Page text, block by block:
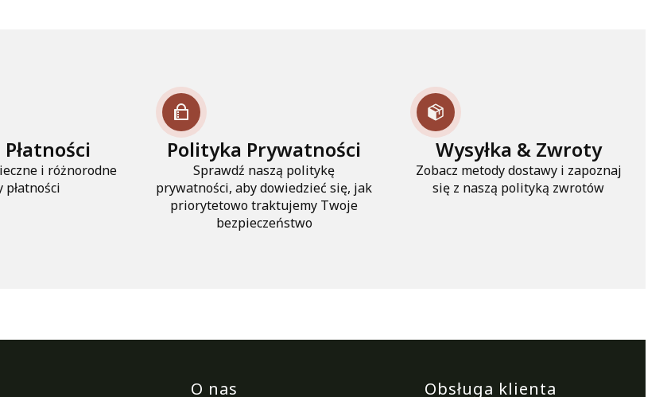
i różnorodne
płatności
Polityka Prywatności
Sprawdź naszą politykę
prywatności, aby dowiedzieć się, jak
priorytetowo traktujemy Twoje
bezpieczeństwo
Wysyłka & Zwroty
Zobacz metody dostawy i zapoznaj
się z naszą polityką zwrotów
O nas Obsługa klienta